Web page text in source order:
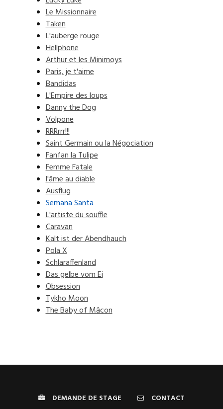
Le Missionnaire
Taken
L'auberge rouge
Hellphone
Arthur et les Minimoys
Paris, je t'aime
Bandidas
L'Empire des loups
Danny the Dog
Volpone
RRRrrr!!!
Saint Germain ou la Négociation
Fanfan la Tulipe
Femme Fatale
l'âme au diable
Ausflug
Semana Santa
L'artiste du souffle
Caravan
Kalt ist der Abendhauch
Pola X
Schlaraffenland
Das gelbe vom Ei
Obsession
Tykho Moon
The Baby of Mâcon
DEMANDE DE STAGE CONTACT